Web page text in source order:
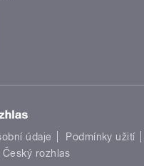
údaje Podmínky užití
rozhlas